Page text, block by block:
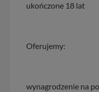
ukończone 18 lat
Oferujemy:
wynagrodzenie na